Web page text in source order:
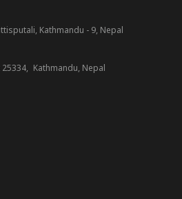
Kathmandu - 9, Nepal
Kathmandu, Nepal